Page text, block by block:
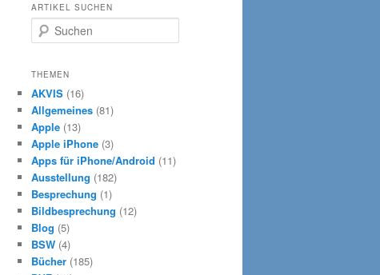
ARTIKEL SUCHEN
u
h
n
THEMEN
AKVIS (16)
Allgemeines (81)
Apple (13)
Apple iPhone (3)
Apps für iPhone/Android (11)
Ausstellung (182)
Besprechung (1)
Bildbesprechung (12)
Blog (5)
BSW (4)
Bücher (185)